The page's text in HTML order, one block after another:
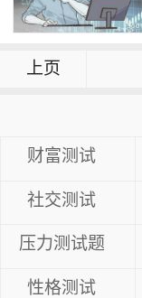
上页
财富测试
社交测试
压力测试题
性格测试